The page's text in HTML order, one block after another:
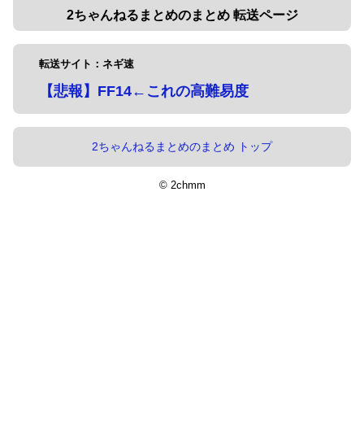
2ちゃんねるまとめのまとめ 転送ページ
転送サイト：ネギ速
【悲報】FF14←これの高難易度
2ちゃんねるまとめのまとめ トップ
© 2chmm